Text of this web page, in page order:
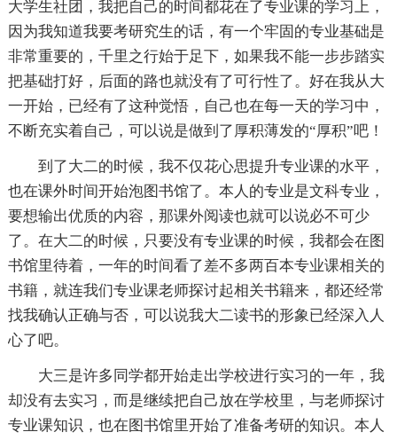
大学生社团，我把自己的时间都花在了专业课的学习上，
因为我知道我要考研究生的话，有一个牢固的专业基础是
非常重要的，千里之行始于足下，如果我不能一步步踏实
把基础打好，后面的路也就没有了可行性了。好在我从大
一开始，已经有了这种觉悟，自己也在每一天的学习中，
不断充实着自己，可以说是做到了厚积薄发的“厚积”吧！
到了大二的时候，我不仅花心思提升专业课的水平，
也在课外时间开始泡图书馆了。本人的专业是文科专业，
要想输出优质的内容，那课外阅读也就可以说必不可少
了。在大二的时候，只要没有专业课的时候，我都会在图
书馆里待着，一年的时间看了差不多两百本专业课相关的
书籍，就连我们专业课老师探讨起相关书籍来，都还经常
找我确认正确与否，可以说我大二读书的形象已经深入人
心了吧。
大三是许多同学都开始走出学校进行实习的一年，我
却没有去实习，而是继续把自己放在学校里，与老师探讨
专业课知识，也在图书馆里开始了准备考研的知识。本人